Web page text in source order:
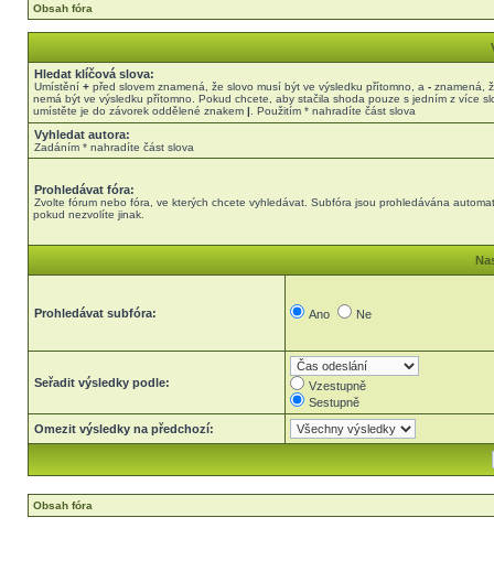
Obsah fóra
Hledat klíčová slova:
Umístění + před slovem znamená, že slovo musí být ve výsledku přítomno, a - znamená,
nemá být ve výsledku přítomno. Pokud chcete, aby stačila shoda pouze s jedním z více
umístěte je do závorek oddělené znakem | . Použitím * nahradíte část slova
Vyhledat autora:
Zadáním * nahradíte část slova
Prohledávat fóra:
Zvolte fórum nebo fóra, ve kterých chcete vyhledávat. Subfóra jsou prohledávána
pokud nezvolíte jinak.
Prohledávat subfóra: Ano Ne
Seřadit výsledky podle:
Vzestupně
Sestupně
Omezit výsledky na předchozí:
Obsah fóra